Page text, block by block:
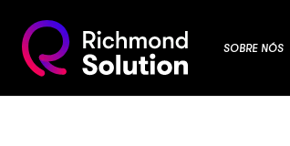
SOBRE NÓS